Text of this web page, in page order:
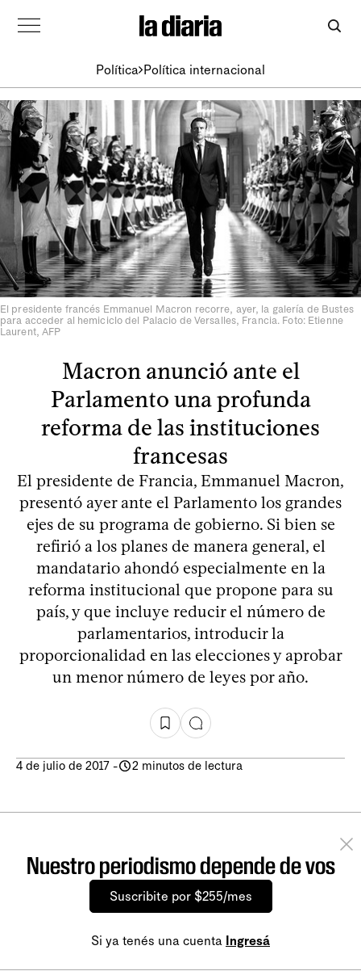
Política Política internacional
El presidente francés Emmanuel Macron recorre, ayer, la galería de Bustes
para acceder al hemiciclo del Palacio de Versalles, Francia. Foto: Etienne
Laurent, AFP
Macron anunció ante el
Parlamento una profunda
reforma de las instituciones
francesas
El presidente de Francia, Emmanuel Macron,
presentó ayer ante el Parlamento los grandes
ejes de su programa de gobierno. Si bien se
refirió a los planes de manera general, el
mandatario ahondó especialmente en la
reforma institucional que propone para su
país, y que incluye reducir el número de
parlamentarios, introducir la
proporcionalidad en las elecciones y aprobar
un menor número de leyes por año.
4 de julio de 2017 - 2 minutos de lectura
Nuestro periodismo depende de vos
Suscribite por $255/mes
Si ya tenés una cuenta Ingresá